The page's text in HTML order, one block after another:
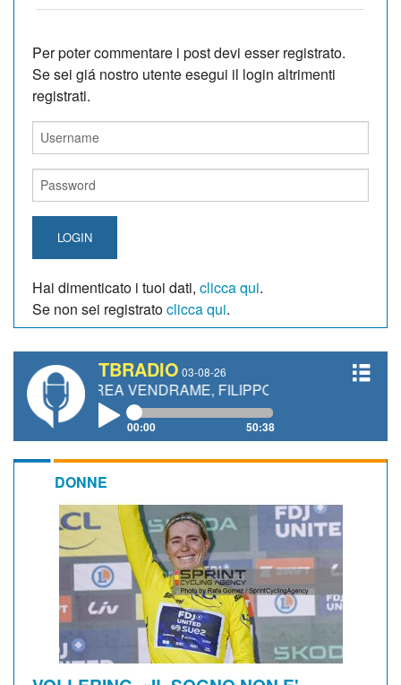
Per poter commentare i post devi esser registrato.
Se sei giá nostro utente esegui il login altrimenti
registrati.
LOGIN
Hai dimenticato i tuoi dati, clicca qui.
Se non sei registratoclicca qui.
TBRADIO 03-08-26
VENDRAME, FILIPPO FIORELLI
00:00 50:38
DONNE